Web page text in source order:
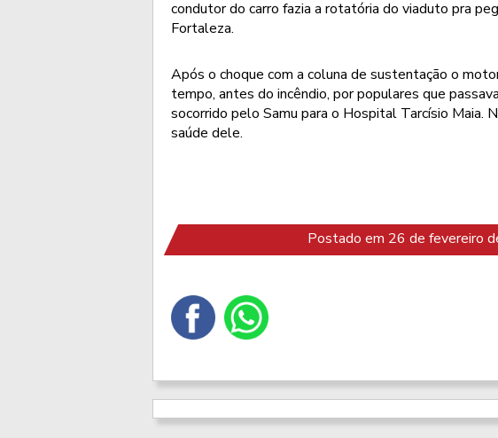
condutor do carro fazia a rotatória do viaduto pra
Fortaleza.
Após o choque com a coluna de sustentação o
tempo, antes do incêndio, por populares que
socorrido pelo Samu para o Hospital Tarcísio Maia.
saúde dele.
Postado em 26 de fevereiro